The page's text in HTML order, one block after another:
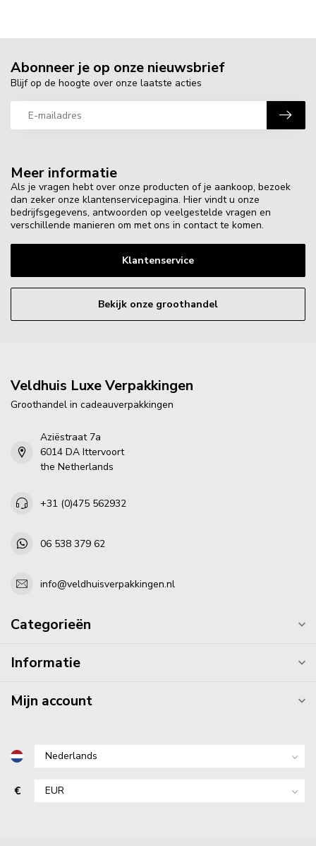
Meer informatie
Als je vragen hebt over onze producten of je aankoop, bezoek
dan zeker onze klantenservicepagina. Hier vindt u onze
bedrijfsgegevens, antwoorden op veelgestelde vragen en
verschillende manieren om met ons in contact te komen.
Klantenservice
Bekijk onze groothandel
Abonneer je op onze nieuwsbrief
Blijf op de hoogte over onze laatste acties
Veldhuis Luxe Verpakkingen
Groothandel in cadeauverpakkingen
Aziëstraat 7a
6014 DA Ittervoort
the Netherlands
+31 (0)475 562932
06 538 379 62
info@veldhuisverpakkingen.nl
Categorieën
Informatie
Mijn account
€